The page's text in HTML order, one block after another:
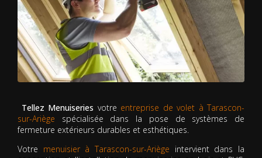
Tellez Menuiseries votre entreprise de volet à Tarascon-
sur-Ariège spécialisée dans la pose de systèmes de
fermeture extérieurs durables et esthétiques.
Votre menuisier à Tarascon-sur-Ariège intervient dans la